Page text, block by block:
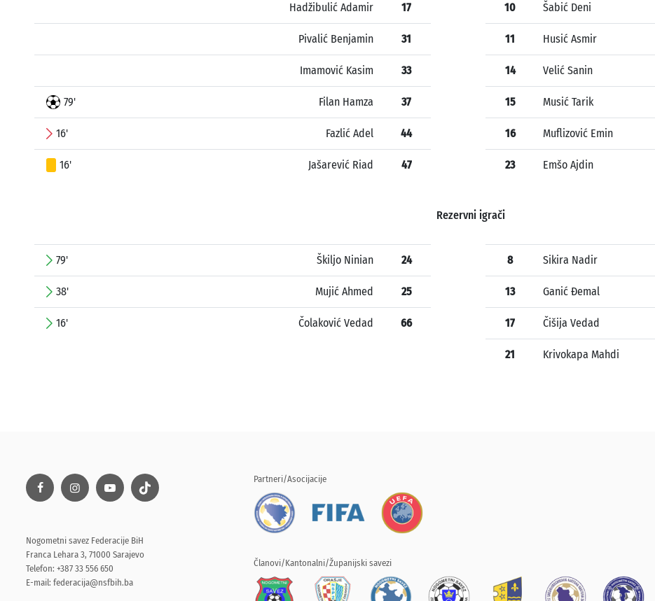
Hadžibulić Adamir 17
Pivalić Benjamin 31
Imamović Kasim 33
79' Filan Hamza 37
16' Fazlić Adel 44
16' Jašarević Riad 47
10 Šabić Deni
11 Husić Asmir
14 Velić Sanin
15 Musić Tarik
16 Muflizović Emin
23 Emšo Ajdin
Rezervni igrači
79' Škiljo Ninian 24
38' Mujić Ahmed 25
16' Čolaković Vedad 66
8 Sikira Nadir
13 Ganić Đemal
17 Čišija Vedad
21 Krivokapa Mahdi
Nogometni savez Federacije BiH
Franca Lehara 3, 71000 Sarajevo
Telefon: +387 33 556 650
E-mail: federacija@nsfbih.ba
Partneri/Asocijacije
Članovi/Kantonalni/Županijski savezi